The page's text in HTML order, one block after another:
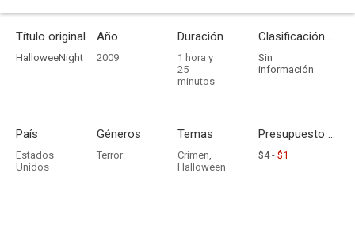
Título original
HalloweeNight
Año
2009
Duración
1 hora y
25
minutos
Clasificación por edades
Sin
información
País
Estados
Unidos
Géneros
Terror
Temas
Crimen,
Halloween
Presupuesto - Ingresos
$4 - $1